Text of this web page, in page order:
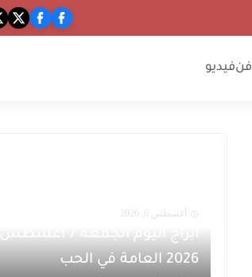
فنفيديو
أغسطس 6, 2026
أبراج اليوم الجمعة 7 أغسطس
2026 العامة في الحب